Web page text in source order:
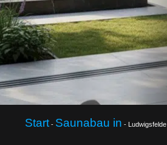
Start - Saunabau in - Ludwigsfelde